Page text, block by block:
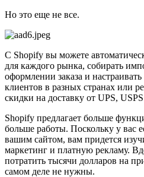
Но это еще не все.
С Shopify вы можете
для каждого рынка, собирать
оформлении заказа и
клиентов в разных странах или
скидки на доставку от UPS,
Shopify предлагает больше
больше работы. Поскольку у вас
вашим сайтом, вам придется
маркетинг и платную рекламу.
потратить тысячи долларов на
самом деле не нужны.